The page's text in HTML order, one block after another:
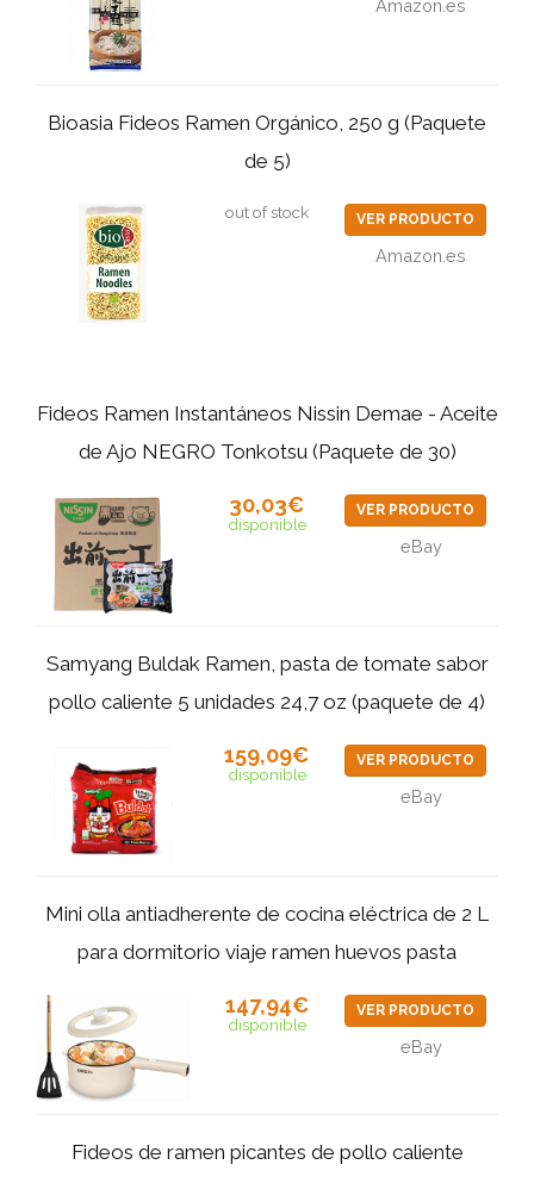
Amazon.es
Bioasia Fideos Ramen Orgánico, 250 g (Paquete
de 5)
out of stock VER PRODUCTO
Amazon.es
Fideos Ramen Instantáneos Nissin Demae - Aceite
de Ajo NEGRO Tonkotsu (Paquete de 30)
30,03€
disponible
VER PRODUCTO
eBay
Samyang Buldak Ramen, pasta de tomate sabor
pollo caliente 5 unidades 24,7 oz (paquete de 4)
159,09€
disponible
VER PRODUCTO
eBay
Mini olla antiadherente de cocina eléctrica de 2 L
para dormitorio viaje ramen huevos pasta
147,94€
disponible
VER PRODUCTO
eBay
Fideos de ramen picantes de pollo caliente